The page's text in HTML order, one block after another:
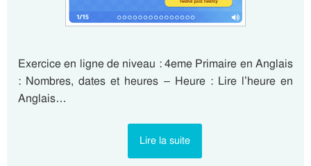
Exercice en ligne de niveau : 4eme Primaire en Anglais
: Nombres, dates et heures – Heure : Lire l’heure en
Anglais…
Lire la suite